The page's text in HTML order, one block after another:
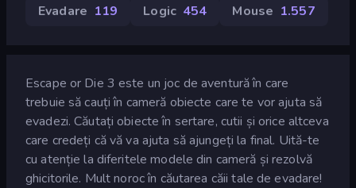
Evadare 119 Logic 454 Mouse 1.557
Escape or Die 3 este un joc de aventură în care
trebuie să cauți în cameră obiecte care te vor ajuta să
evadezi. Căutați obiecte în sertare, cutii și orice altceva
care credeți că vă va ajuta să ajungeți la final. Uită-te
cu atenție la diferitele modele din cameră și rezolvă
ghicitorile. Mult noroc în căutarea căii tale de evadare!